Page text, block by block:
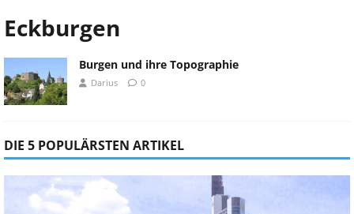
Eckburgen
Burgen und ihre Topographie
Darius 0
DIE 5 POPULÄRSTEN ARTIKEL